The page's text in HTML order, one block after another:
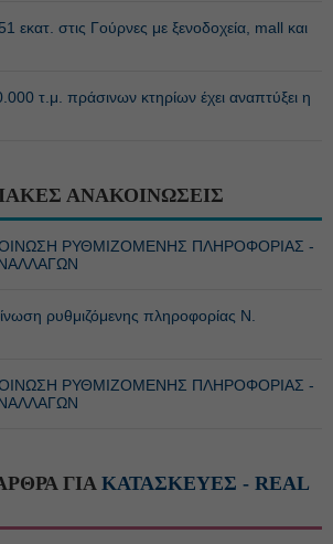
στις Γούρνες με ξενοδοχεία, mall και
τ.μ. πράσινων κτηρίων έχει αναπτύξει η
ΑΝΑΚΟΙΝΩΣΕΙΣ
ΡΥΘΜΙΖΟΜΕΝΗΣ ΠΛΗΡΟΦΟΡΙΑΣ -
ρυθμιζόμενης πληροφορίας Ν.
ΡΥΘΜΙΖΟΜΕΝΗΣ ΠΛΗΡΟΦΟΡΙΑΣ -
ΓΙΑ ΚΑΤΑΣΚΕΥΕΣ - REAL